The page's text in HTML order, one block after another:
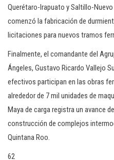
Querétaro-Irapuato y Saltillo-
comenzó la fabricación de
licitaciones para nuevos tramos
Finalmente, el comandante del
Ángeles, Gustavo Ricardo Vallejo
efectivos participan en las obras
alrededor de 7 mil unidades de
Maya de carga registra un avance
construcción de complejos
Quintana Roo.
62